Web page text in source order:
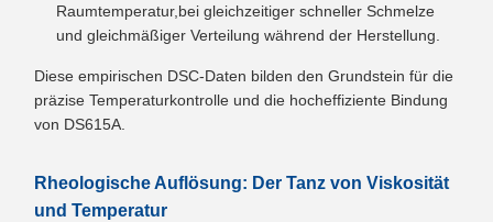
Raumtemperatur,bei gleichzeitiger schneller Schmelze
und gleichmäßiger Verteilung während der Herstellung.
Diese empirischen DSC-Daten bilden den Grundstein für die
präzise Temperaturkontrolle und die hocheffiziente Bindung
von DS615A.
Rheologische Auflösung: Der Tanz von Viskosität
und Temperatur